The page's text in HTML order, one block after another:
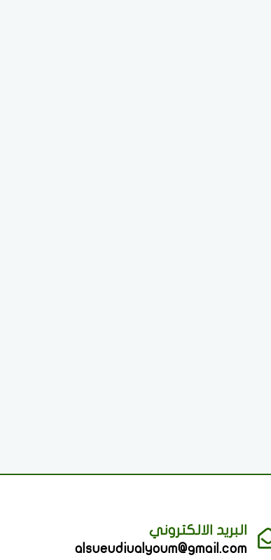
البريد الالكتروني
alsueudiualyoum@gmail.com